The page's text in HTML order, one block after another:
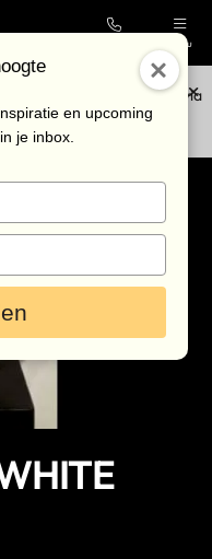
Menu
en upcoming events via
en upcoming
je inbox.